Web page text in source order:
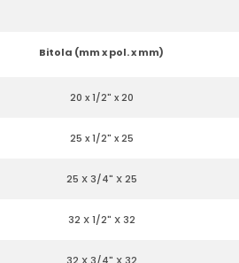
Bitola (mm x pol. x mm)
20 x 1/2" x 20
25 x 1/2" x 25
25 X 3/4" X 25
32 X 1/2" X 32